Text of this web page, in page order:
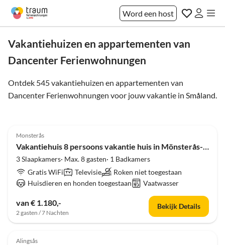
Word een host
Vakantiehuizen en appartementen van
Dancenter Ferienwohnungen
Ontdek 545 vakantiehuizen en appartementen van
Dancenter Ferienwohnungen voor jouw vakantie in Småland.
Monsterås
Vakantiehuis 8 persoons vakantie huis in Mönsterås-By Traum
3 Slaapkamers· Max. 8 gasten· 1 Badkamers
Gratis WiFi
Televisie
Roken niet toegestaan
Huisdieren en honden toegestaan
Vaatwasser
van € 1.180,-
2 gasten / 7 Nachten
Bekijk Details
4.0 (9)
Alingsås